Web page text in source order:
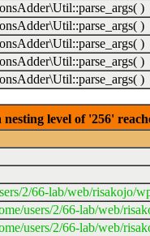
)
)
)
)
)
level of '256'
2/66-lab/web/risakojo/
users/2/66-lab/web/
users/2/66-lab/web/